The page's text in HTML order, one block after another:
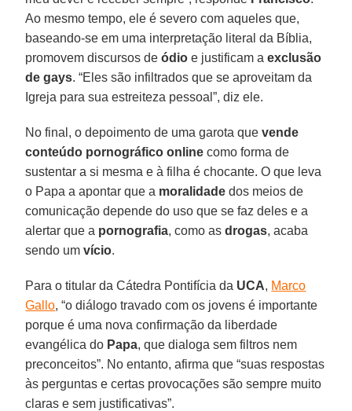
Ao mesmo tempo, ele é severo com aqueles que,
baseando-se em uma interpretação literal da Bíblia,
promovem discursos deódio e justificam aexclusão
de gays. “Eles são infiltrados que se aproveitam da
Igreja para sua estreiteza pessoal”, diz ele.
No final, o depoimento de uma garota quevende
conteúdo pornográfico online como forma de
sustentar a si mesma e à filha é chocante. O que leva
o Papa a apontar que a moralidade dos meios de
comunicação depende do uso que se faz deles e a
alertar que a pornografia, como asdrogas, acaba
sendo umvício.
Para o titular da Cátedra Pontifícia da UCA, Marco
Gallo, “o diálogo travado com os jovens é importante
porque é uma nova confirmação da liberdade
evangélica do Papa, que dialoga sem filtros nem
preconceitos”. No entanto, afirma que “suas respostas
às perguntas e certas provocações são sempre muito
claras e sem justificativas”.